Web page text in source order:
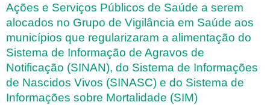
Ações e Serviços Públicos de Saúde a serem
alocados no Grupo de Vigilância em Saúde aos
municípios que regularizaram a alimentação do
Sistema de Informação de Agravos de
Notificação (SINAN), do Sistema de Informações
de Nascidos Vivos (SINASC) e do Sistema de
Informações sobre Mortalidade (SIM)